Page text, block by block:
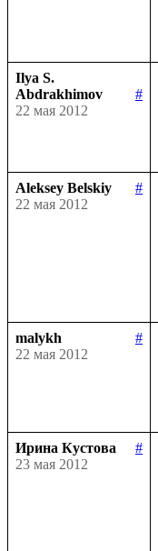
Ilya S.
Abdrakhimov
#
22 мая 2012
Aleksey Belskiy
#
22 мая 2012
malykh
#
22 мая 2012
Ирина Кустова
#
23 мая 2012